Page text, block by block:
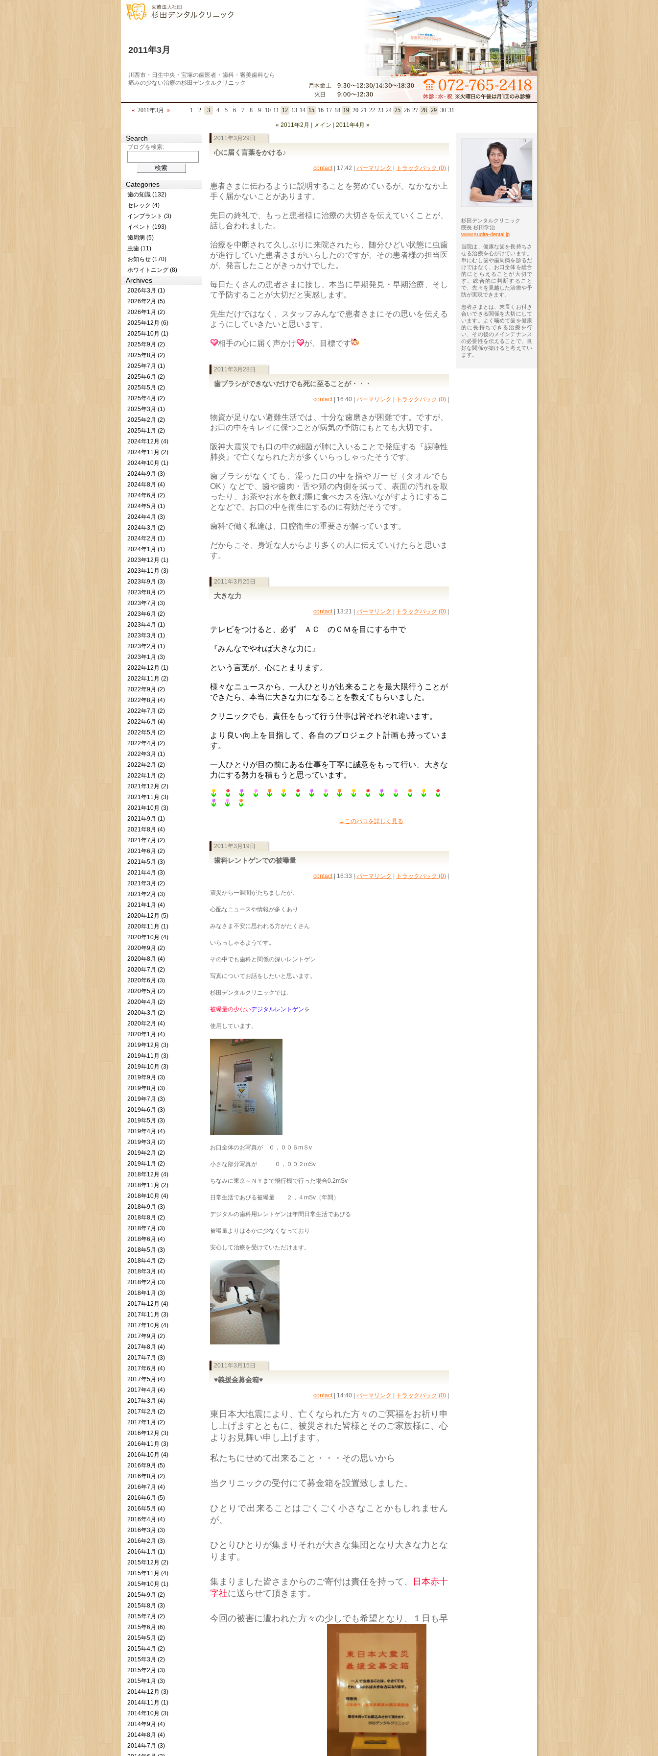
2011年3月
川西市・日生中央・宝塚の歯医者・歯科・審美歯科なら
痛みの少ない治療の杉田デンタルクリニック
« 2011年3月 » 1 2 3 4 5 6 7 8 9 10 11 12 13 14 15 16 17 18 19 20 21 22 23 24 25 26 27 28 29 30 31
2011年3月29日
心に届く言葉をかける♪
contact| 17:42 パーマリンク トラックバック (0)
患者さまに伝わるように説明することを努めているが、なかなか上
手く届かないことがあります。
先日の終礼で、もっと患者様に治療の大切さを伝えていくことが、
話し合われました。
治療を中断されて久しぶりに来院されたら、随分ひどい状態に虫歯
が進行していた患者さまがいらしたのですが、その患者様の担当医
が、発言したことがきっかけでした。
毎日たくさんの患者さまに接し、本当に早期発見・早期治療、そし
て予防することが大切だと実感します。
先生だけではなく、スタッフみんなで患者さまにその思いを伝える
ようにしていきたいと思います。
相手の心に届く声かけ が、目標です
2011年3月28日
歯ブラシができないだけでも死に至ることが・・・
contact| 16:40 パーマリンク トラックバック (0)
物資が足りない避難生活では、十分な歯磨きが困難です。ですが、
お口の中をキレイに保つことが病気の予防にもとても大切です。
阪神大震災でも口の中の細菌が肺に入いることで発症する『誤嚥性
肺炎』で亡くなられた方が多くいらっしゃったそうです。
歯ブラシがなくても、湿った口の中を指やガーゼ（タオルでも
OK）などで、歯や歯肉・舌や頬の内側を拭って、表面の汚れを取
ったり、お茶やお水を飲む際に食べカスを洗いながすようにするこ
となどで、お口の中を衛生にするのに有効だそうです。
歯科で働く私達は、口腔衛生の重要さが解っています。
だからこそ、身近な人からより多くの人に伝えていけたらと思いま
す。
2011年3月25日
大きな力
contact| 13:21 パーマリンク トラックバック (0)
テレビをつけると、必ず ＡＣ のＣＭを目にする中で
『みんなでやれば大きな力に』
という言葉が、心にとまります。
様々なニュースから、一人ひとりが出来ることを最大限行うことが
できたら、本当に大きな力になることを教えてもらいました。
クリニックでも、責任をもって行う仕事は皆それぞれ違います。
より良い向上を目指して、各自のプロジェクト計画も持っていま
す。
一人ひとりが目の前にある仕事を丁寧に誠意をもって行い、大きな
力にする努力を積もうと思っています。
→このパコを詳しく見る
2011年3月19日
歯科レントゲンでの被曝量
contact| 16:33 パーマリンク トラックバック (0)
震災から一週間がたちましたが、
心配なニュースや情報が多くあり
みなさま不安に思われる方がたくさん
いらっしゃるようです。
その中でも歯科と関係の深いレントゲン
写真についてお話をしたいと思います。
杉田デンタルクリニックでは、
被曝量の少ないデジタルレントゲンを
使用しています。
お口全体のお写真が ０，００６mＳv
小さな部分写真が ０，００２mSv
ちなみに東京～ＮＹまで飛行機で行った場合0.2mSv
日常生活であびる被曝量 ２，４mSv（年間）
デジタルの歯科用レントゲンは年間日常生活であびる
被曝量よりはるかに少なくなっており
安心して治療を受けていただけます。
2011年3月15日
♥義援金募金箱♥
contact| 14:40 パーマリンク トラックバック (0)
東日本大地震により、亡くなられた方々のご冥福をお祈り申
し上げますとともに、被災された皆様とそのご家族様に、心
よりお見舞い申し上げます。
私たちにせめて出来ること・・・その思いから
当クリニックの受付にて募金箱を設置致しました。
ひとりで出来ることはごくごく小さなことかもしれません
が、
ひとりひとりが集まりそれが大きな集団となり 大きな力とな
ります。
集まりました皆さまからのご寄付は責任を持って 、
日本赤十
字社に送らせて頂きます。
今回の被害に遭われた方々の少しでも希望となり、１日も早
« 2011年2月 メイン 2011年4月 »
Search
ブログを検索:
Categories
歯の知識 (132)
セレック (4)
インプラント (3)
イベント (193)
歯周病 (5)
虫歯 (11)
お知らせ (170)
ホワイトニング (8)
Archives
2026年3月 (1)
2026年2月 (5)
2026年1月 (2)
2025年12月 (6)
2025年10月 (1)
2025年9月 (2)
2025年8月 (2)
2025年7月 (1)
2025年6月 (2)
2025年5月 (2)
2025年4月 (2)
2025年3月 (1)
2025年2月 (2)
2025年1月 (2)
2024年12月 (4)
2024年11月 (2)
2024年10月 (1)
2024年9月 (3)
2024年8月 (4)
2024年6月 (2)
2024年5月 (1)
2024年4月 (3)
2024年3月 (2)
2024年2月 (1)
2024年1月 (1)
2023年12月 (1)
2023年11月 (3)
2023年9月 (3)
2023年8月 (2)
2023年7月 (3)
2023年6月 (2)
2023年4月 (1)
2023年3月 (1)
2023年2月 (1)
2023年1月 (3)
2022年12月 (1)
2022年11月 (2)
2022年9月 (2)
2022年8月 (4)
2022年7月 (2)
2022年6月 (4)
2022年5月 (2)
2022年4月 (2)
2022年3月 (1)
2022年2月 (2)
2022年1月 (2)
2021年12月 (2)
2021年11月 (3)
2021年10月 (3)
2021年9月 (1)
2021年8月 (4)
2021年7月 (2)
2021年6月 (2)
2021年5月 (3)
2021年4月 (3)
2021年3月 (2)
2021年2月 (3)
2021年1月 (4)
2020年12月 (5)
2020年11月 (1)
2020年10月 (4)
2020年9月 (2)
2020年8月 (4)
2020年7月 (2)
2020年6月 (3)
2020年5月 (2)
2020年4月 (2)
2020年3月 (2)
2020年2月 (4)
2020年1月 (4)
2019年12月 (3)
2019年11月 (3)
2019年10月 (3)
2019年9月 (3)
2019年8月 (3)
2019年7月 (3)
2019年6月 (3)
2019年5月 (3)
2019年4月 (4)
2019年3月 (2)
2019年2月 (2)
2019年1月 (2)
2018年12月 (4)
2018年11月 (2)
2018年10月 (4)
2018年9月 (3)
2018年8月 (2)
2018年7月 (3)
2018年6月 (4)
2018年5月 (3)
2018年4月 (2)
2018年3月 (4)
2018年2月 (3)
2018年1月 (3)
2017年12月 (4)
2017年11月 (3)
2017年10月 (4)
2017年9月 (2)
2017年8月 (4)
2017年7月 (3)
2017年6月 (4)
2017年5月 (4)
2017年4月 (4)
2017年3月 (4)
2017年2月 (2)
2017年1月 (2)
2016年12月 (3)
2016年11月 (3)
2016年10月 (4)
2016年9月 (5)
2016年8月 (2)
2016年7月 (4)
2016年6月 (5)
2016年5月 (4)
2016年4月 (4)
2016年3月 (3)
2016年2月 (3)
2016年1月 (1)
2015年12月 (2)
2015年11月 (4)
2015年10月 (1)
2015年9月 (2)
2015年8月 (3)
2015年7月 (2)
2015年6月 (6)
2015年5月 (2)
2015年4月 (2)
2015年3月 (2)
2015年2月 (3)
2015年1月 (3)
2014年12月 (3)
2014年11月 (1)
2014年10月 (3)
2014年9月 (4)
2014年8月 (4)
2014年7月 (3)
杉田デンタルクリニック
院長 杉田学治
www.sugita-dental.jp
当院は、健康な歯を長持ちさ
せる治療を心がけています。
単にむし歯や歯周病を診るだ
けではなく、お口全体を総合
的にとらえることが大切で
す。総合的に判断すること
で、先々を見越した治療や予
防が実現できます。
患者さまとは、末長くお付き
合いできる関係を大切にして
います。よく噛めて歯を健康
的に長持ちできる治療を行
い、その後のメインテナンス
の必要性を伝えることで、良
好な関係が築けると考えてい
ます。